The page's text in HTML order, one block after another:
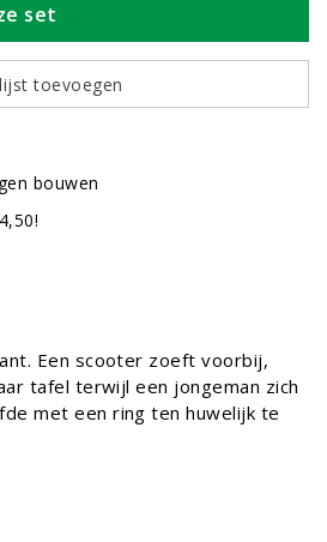
set
toevoegen
bouwen
Een scooter zoeft voorbij,
tafel terwijl een jongeman zich
met een ring ten huwelijk te